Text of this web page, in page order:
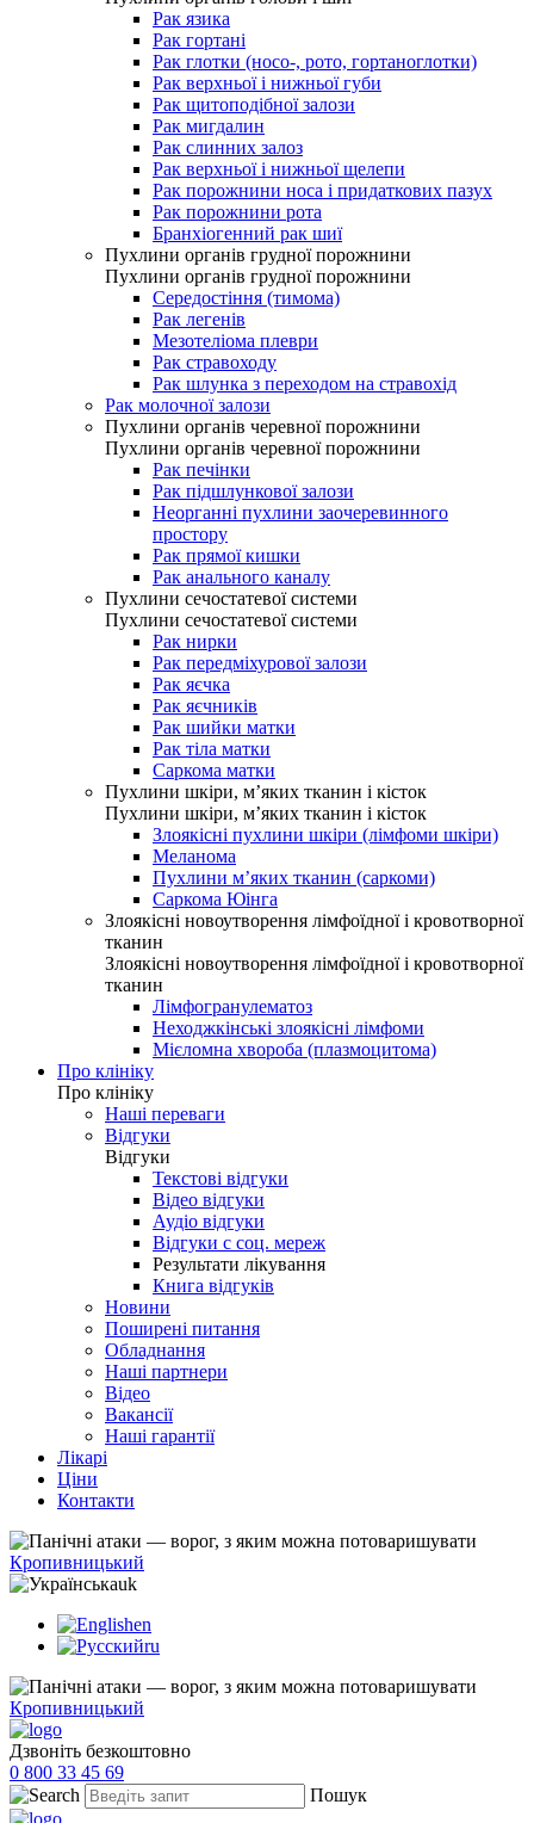
Рак язика
Рак гортані
Рак глотки (носо-, рото, гортаноглотки)
Рак верхньої і нижньої губи
Рак щитоподібної залози
Рак мигдалин
Рак слинних залоз
Рак верхньої і нижньої щелепи
Рак порожнини носа і придаткових пазух
Рак порожнини рота
Бранхіогенний рак шиї
Пухлини органів грудної порожнини
Пухлини органів грудної порожнини
Середостіння (тимома)
Рак легенів
Мезотеліома плеври
Рак стравоходу
Рак шлунка з переходом на стравохід
Рак молочної залози
Пухлини органів черевної порожнини
Пухлини органів черевної порожнини
Рак печінки
Рак підшлункової залози
Неорганні пухлини заочеревинного
простору
Рак прямої кишки
Рак анального каналу
Пухлини сечостатевої системи
Пухлини сечостатевої системи
Рак нирки
Рак передміхурової залози
Рак яєчка
Рак яєчників
Рак шийки матки
Рак тіла матки
Саркома матки
Пухлини шкіри, м’яких тканин і кісток
Пухлини шкіри, м’яких тканин і кісток
Злоякісні пухлини шкіри (лімфоми шкіри)
Меланома
Пухлини м’яких тканин (саркоми)
Саркома Юінга
Злоякісні новоутворення лімфоїдної і кровотворної
тканин
Злоякісні новоутворення лімфоїдної і кровотворної
тканин
Лімфогранулематоз
Неходжкінські злоякісні лімфоми
Мієломна хвороба (плазмоцитома)
Про клініку
Про клініку
Наші переваги
Відгуки
Відгуки
Текстові відгуки
Відео відгуки
Аудіо відгуки
Відгуки с соц. мереж
Результати лікування
Книга відгуків
Новини
Поширені питання
Обладнання
Наші партнери
Відео
Вакансії
Наші гарантії
Лікарі
Ціни
Контакти
Кропивницький
uk
en
ru
Кропивницький
Дзвоніть безкоштовно
0 800 33 45 69
Пошук